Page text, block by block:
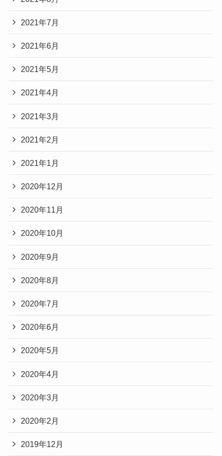
2021年7月
2021年6月
2021年5月
2021年4月
2021年3月
2021年2月
2021年1月
2020年12月
2020年11月
2020年10月
2020年9月
2020年8月
2020年7月
2020年6月
2020年5月
2020年4月
2020年3月
2020年2月
2019年12月